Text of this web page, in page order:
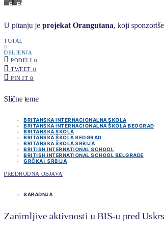
FOTO:FOTO:
U pitanju je projekat Orangutana, koji
TOTAL
0
DELJENJA
PODELI 0
TWEET 0
PIN IT 0
Slične teme
BRITANSKA INTERNACIONALNA SKOLA
BRITANSKA INTERNACIONALNA ŠKOLA BEOGRAD
BRITANSKA SKOLA
BRITANSKA ŠKOLA BEOGRAD
BRITANSKA ŠKOLA SRBIJA
BRITISH INTERNATIONAL SCHOOL
BRITISH INTERNATIONAL SCHOOL BELGRADE
GRČKA I SRBIJA
PREDHODNA OBJAVA
SARADNJA
Zanimljive aktivnosti u BIS-u pred Uskrs